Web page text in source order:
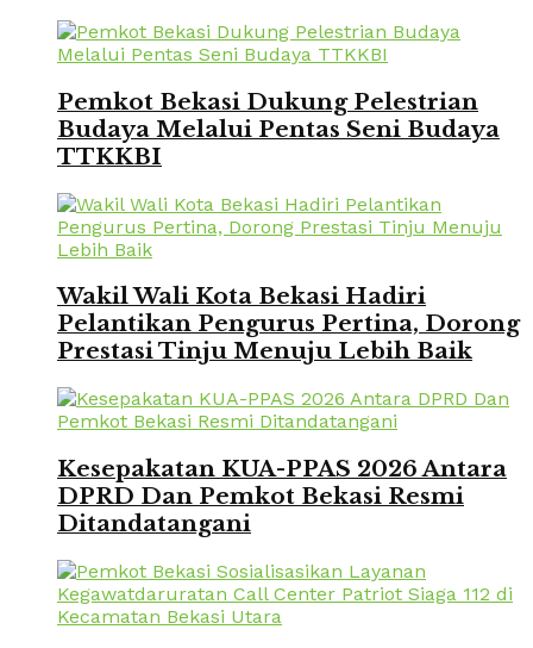
Pemkot Bekasi Dukung Pelestrian
Budaya Melalui Pentas Seni Budaya
TTKKBI
Wakil Wali Kota Bekasi Hadiri
Pelantikan Pengurus Pertina, Dorong
Prestasi Tinju Menuju Lebih Baik
Kesepakatan KUA-PPAS 2026 Antara
DPRD Dan Pemkot Bekasi Resmi
Ditandatangani